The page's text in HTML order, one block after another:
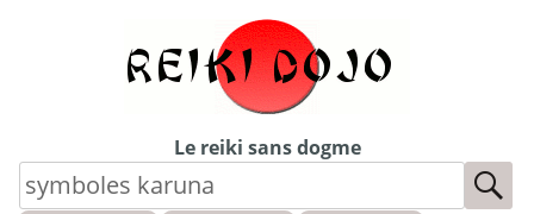
Le reiki sans dogme